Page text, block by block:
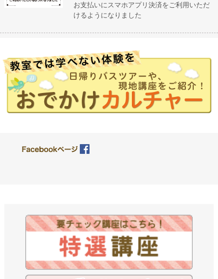
お支払いにスマホアプリ決済をご利用いただ
けるようになりました